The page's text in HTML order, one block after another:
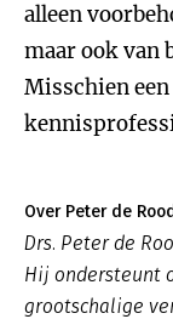
alleen
maar ook van
Misschien
Over Peter de
Drs. Peter de
Hij ondersteunt
grootschalige